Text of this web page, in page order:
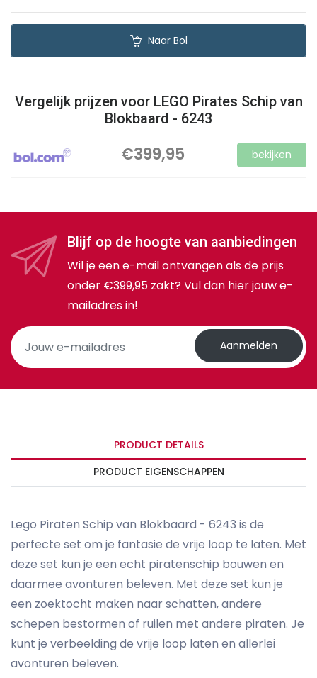
Naar Bol
Vergelijk prijzen voor LEGO Pirates Schip van
Blokbaard - 6243
€399,95 bekijken
Blijf op de hoogte van aanbiedingen
Wil je een e-mail ontvangen als de prijs
onder €399,95 zakt? Vul dan hier jouw e-
mailadres in!
Aanmelden
PRODUCT DETAILS
PRODUCT EIGENSCHAPPEN
Lego Piraten Schip van Blokbaard - 6243 is de
perfecte set om je fantasie de vrije loop te laten. Met
deze set kun je een echt piratenschip bouwen en
daarmee avonturen beleven. Met deze set kun je
een zoektocht maken naar schatten, andere
schepen bestormen of ruilen met andere piraten. Je
kunt je verbeelding de vrije loop laten en allerlei
avonturen beleven.